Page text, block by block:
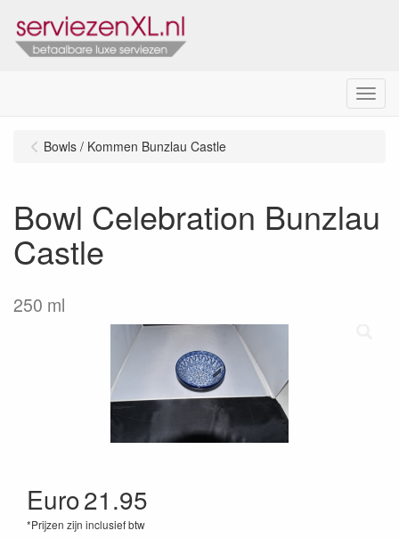
Menu
Bowls / Kommen Bunzlau Castle
Bowl Celebration Bunzlau
Castle
250 ml
Euro21.95
*Prijzen zijn inclusief btw